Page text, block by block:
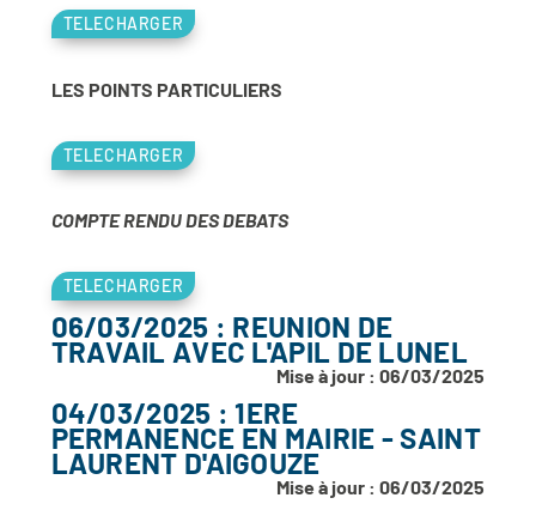
TELECHARGER
LES POINTS PARTICULIERS
TELECHARGER
COMPTE RENDU DES DEBATS
TELECHARGER
06/03/2025 : REUNION DE
TRAVAIL AVEC L'APIL DE LUNEL
Mise à jour : 06/03/2025
04/03/2025 : 1ERE
PERMANENCE EN MAIRIE - SAINT
LAURENT D'AIGOUZE
Mise à jour : 06/03/2025